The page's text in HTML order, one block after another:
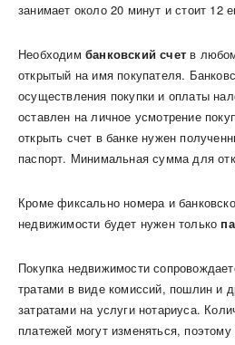
занимает около 20 минут и стоит 12
Необходим банковский счет в
открытый на имя покупателя.
осуществления покупки и оплаты
оставлен на личное усмотрение
открыть счет в банке нужен
паспорт. Минимальная сумма для
Кроме фиксально номера и
недвижимости будет нужен только
Покупка недвижимости
тратами в виде комиссий, пошлин и
затратами на услуги нотариуса.
платежей могут изменяться, поэтому